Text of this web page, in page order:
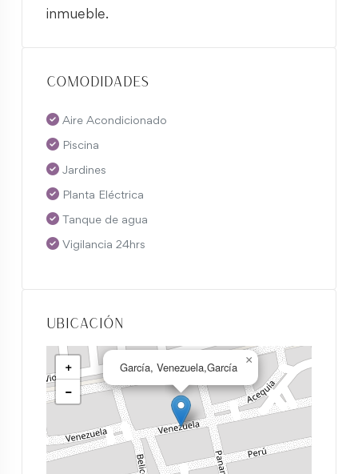
inmueble.
Comodidades
Aire Acondicionado
Piscina
Jardines
Planta Eléctrica
Tanque de agua
Vigilancia 24hrs
Ubicación
García, Venezuela,García
×
+
−